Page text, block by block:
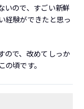
いので、すごい新鮮
経験ができたと思っ
ので、改めてしっか
頃です。